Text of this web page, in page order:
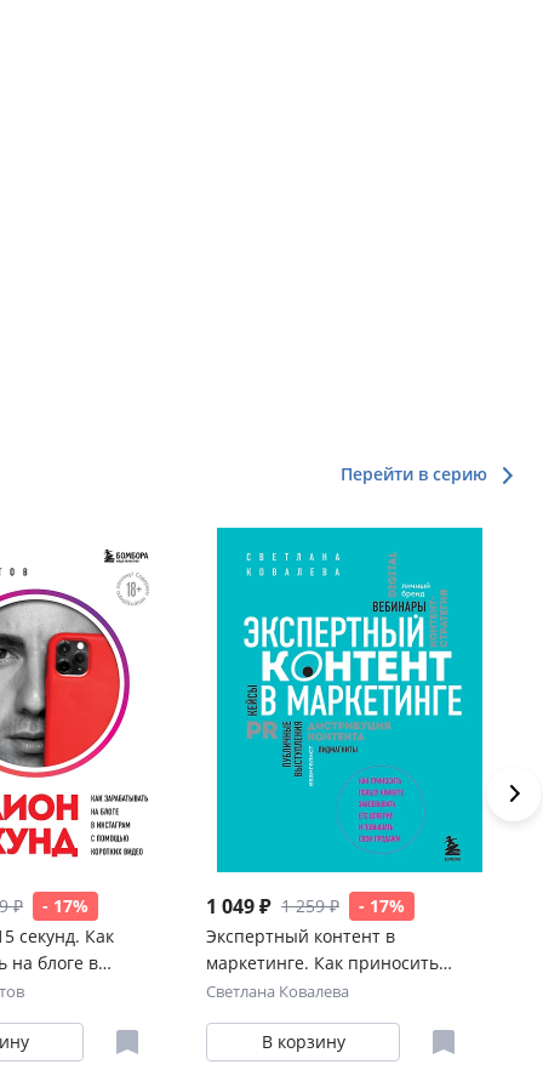
Перейти в серию
₽
- 17%
секунд. Как
на блоге в
коротких
1 049 ₽ 1 259 ₽
- 17%
Экспертный контент в
маркетинге. Как приносить
пользу клиенту, завоевывать его
продажи
Светлана Ковалева
В корзину